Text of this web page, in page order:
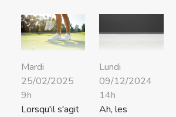
Mardi
25/02/2025
9h
Lorsqu'il s'agit
Lundi
09/12/2024
14h
Ah, les